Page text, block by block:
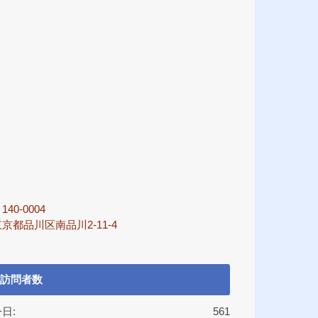
140-0004
京都品川区南品川2-11-4
訪問者数
561
: